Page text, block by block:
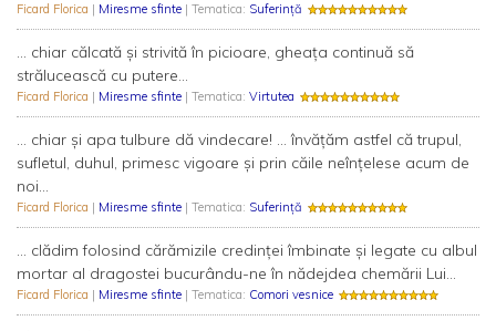
Ficard Florica | Miresme sfinte | Tematica: Suferință
... chiar călcată şi strivită în picioare, gheaţa continuă să
strălucească cu putere...
Ficard Florica | Miresme sfinte | Tematica: Virtutea
... chiar şi apa tulbure dă vindecare! ... învăţăm astfel că trupul,
sufletul, duhul, primesc vigoare şi prin căile neînţelese acum de
noi...
Ficard Florica | Miresme sfinte | Tematica: Suferință
... clădim folosind cărămizile credinţei îmbinate şi legate cu albul
mortar al dragostei bucurându-ne în nădejdea chemării Lui...
Ficard Florica | Miresme sfinte | Tematica: Comori vesnice